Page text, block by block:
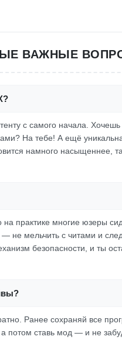
ВАЖНЫЕ
с самого начала. Хочешь
На тебе! А ещё
намного насыщеннее,
на практике многие юзеры
не мельчить с читами и
безопасности, и ты
Ранее сохраняй все
потом ставь мод — и не